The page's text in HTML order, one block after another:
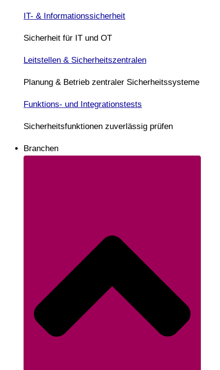
IT- & Informationssicherheit
Sicherheit für IT und OT
Leitstellen & Sicherheitszentralen
Planung & Betrieb zentraler Sicherheitssysteme
Funktions- und Integrationstests
Sicherheitsfunktionen zuverlässig prüfen
Branchen